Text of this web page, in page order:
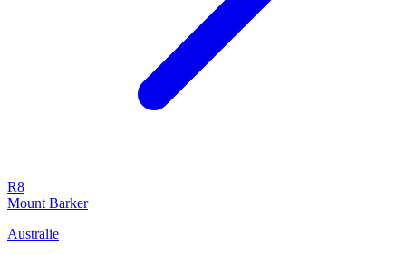
R8
Mount Barker
Australie